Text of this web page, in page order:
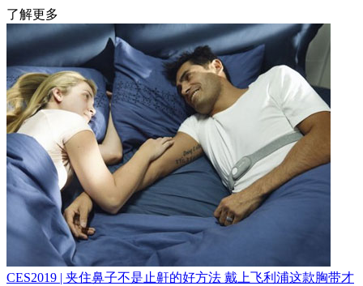
了解更多
CES2019 | 夹住鼻子不是止鼾的好方法 戴上飞利浦这款胸带才